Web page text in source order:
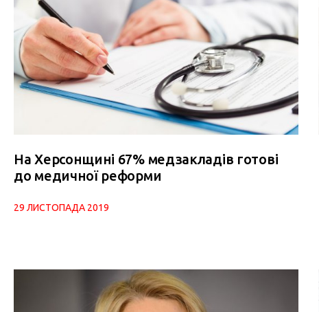
На Херсонщині 67% медзакладів готові
до медичної реформи
29 ЛИСТОПАДА 2019